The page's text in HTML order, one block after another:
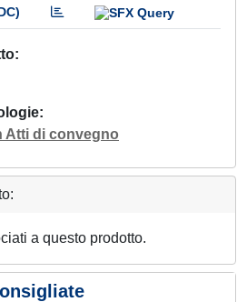
Atti di convegno
a questo prodotto.